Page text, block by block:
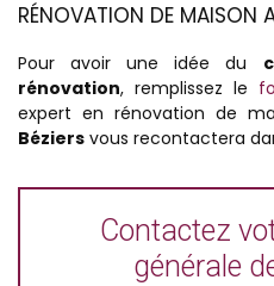
RÉNOVATION DE MAISON
Pour avoir une idée du
rénovation, remplissez le
expert en rénovation de
Béziers vous recontactera
Contactez
générale